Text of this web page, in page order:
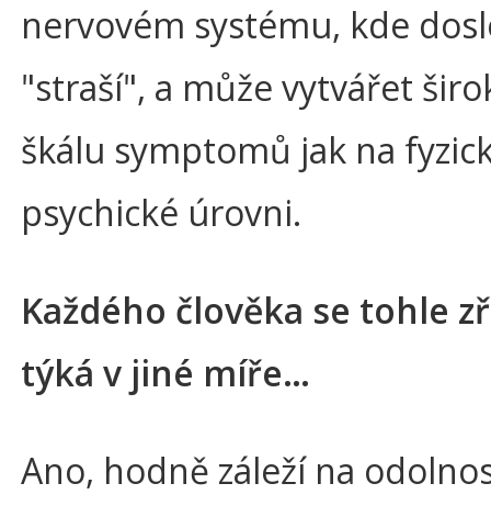
nervovém systému, kde
"straší", a může vytvářet
škálu symptomů jak na
psychické úrovni.
Každého člověka se tohle
týká v jiné míře…
Ano, hodně záleží na